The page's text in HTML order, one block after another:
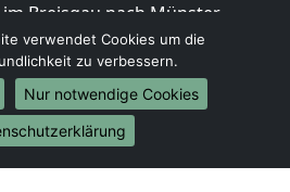
Breisgau nach Münster
Breisgau nach Brasilien
im Breisgau nach Brunei
Breisgau nach Burkina Faso
verwendet Cookies um die
zu verbessern.
Nur notwendige Cookies